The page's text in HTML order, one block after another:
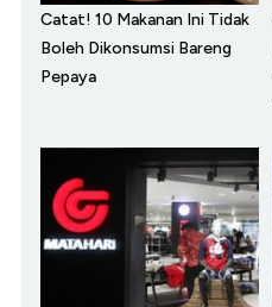
Catat! 10 Makanan Ini Tidak
Boleh Dikonsumsi Bareng
Pepaya